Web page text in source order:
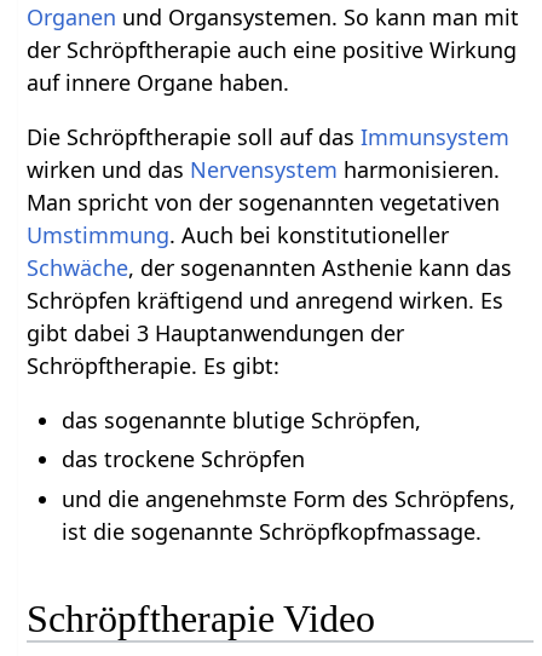
Organen und Organsystemen. So kann man mit
der Schröpftherapie auch eine positive Wirkung
auf innere Organe haben.
Die Schröpftherapie soll auf dasImmunsystem
wirken und das Nervensystem harmonisieren.
Man spricht von der sogenannten vegetativen
Umstimmung. Auch bei konstitutioneller
Schwäche, der sogenannten Asthenie kann das
Schröpfen kräftigend und anregend wirken. Es
gibt dabei 3 Hauptanwendungen der
Schröpftherapie. Es gibt:
das sogenannte blutige Schröpfen,
das trockene Schröpfen
und die angenehmste Form des Schröpfens,
ist die sogenannte Schröpfkopfmassage.
Schröpftherapie Video